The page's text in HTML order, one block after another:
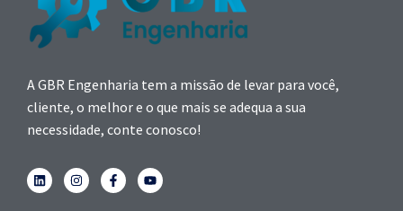
A GBR Engenharia tem a missão de levar para você,
cliente, o melhor e o que mais se adequa a sua
necessidade, conte conosco!